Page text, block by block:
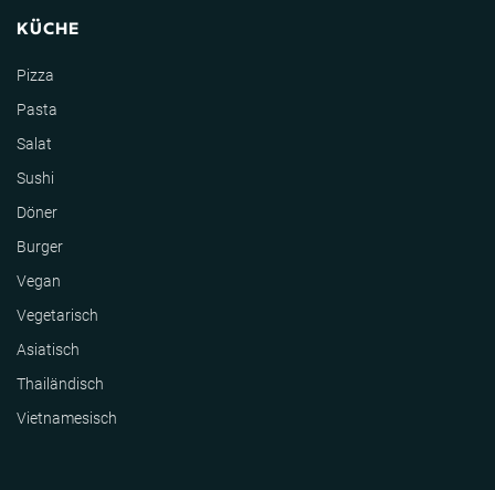
KÜCHE
Pizza
Pasta
Salat
Sushi
Döner
Burger
Vegan
Vegetarisch
Asiatisch
Thailändisch
Vietnamesisch